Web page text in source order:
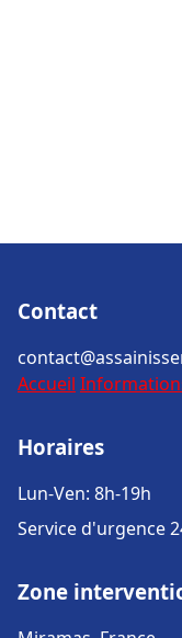
Contact
Accueil
Horaires
Lun-Ven: 8h-19h
Service d'urgence
Zone